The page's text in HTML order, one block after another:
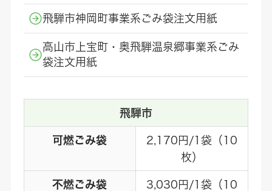
飛騨市神岡町事業系ごみ袋注文用紙
高山市上宝町・奥飛騨温泉郷事業系ごみ
袋注文用紙
飛騨市
可燃ごみ袋
2,170円/1袋（10
枚）
不燃ごみ袋
3,030円/1袋（10